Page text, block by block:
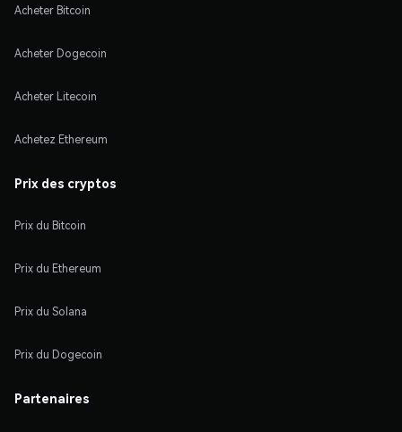
Acheter Bitcoin
Acheter Dogecoin
Acheter Litecoin
Achetez Ethereum
Prix des cryptos
Prix du Bitcoin
Prix du Ethereum
Prix du Solana
Prix du Dogecoin
Partenaires